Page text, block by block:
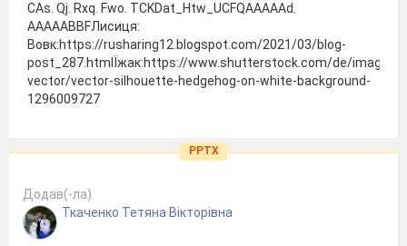
CAs. Qj. Rxq. Fwo. TCKDat_Htw_UCFQAAAAAd.
AAAAABBFЛисиця:
Вовк:https://rusharing12.blogspot.com/2021/03/blog-
post_287.htmlЇжак:https://www.shutterstock.com/de/image-
vector/vector-silhouette-hedgehog-on-white-background-
1296009727
PPTX
Додав(-ла)
Ткаченко Тетяна Вікторівна